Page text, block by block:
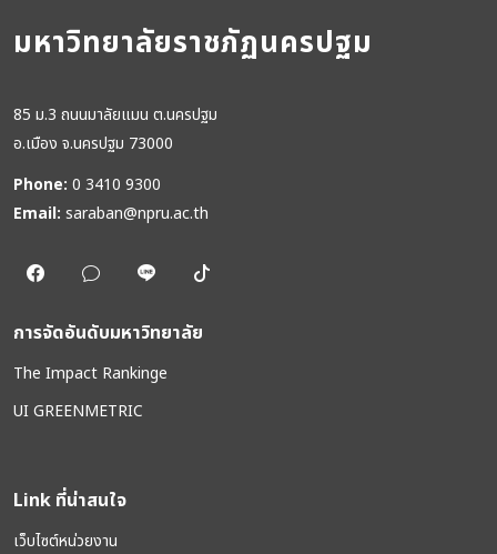
มหาวิทยาลัยราชภัฏนครปฐม
85 ม.3 ถนนมาลัยแมน ต.นครปฐม
อ.เมือง จ.นครปฐม 73000
Phone: 0 3410 9300
Email: saraban@npru.ac.th
การจัดอันดับมหาวิทยาลัย
The Impact Rankinge
UI GREENMETRIC
Link ที่น่าสนใจ
เว็บไซต์หน่วยงาน